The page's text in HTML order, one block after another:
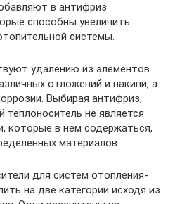
в антифриз
способны увеличить
системы.
удалению из элементов
отложений и накипи, а
Выбирая антифриз,
не является
которые в нем содержаться,
материалов.
для систем отопления-
на две категории исходя из